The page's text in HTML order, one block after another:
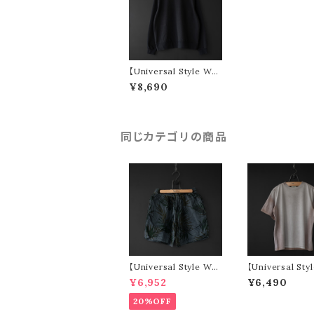
【Universal Style We
ar】 seem l/s t-shirt
(black)
¥8,690
同じカテゴリの商品
【Universal Style We
ar】 leaf short pants
(black)
¥6,952
20%OFF
【Universal
ar】 vintage
(pink)
¥6,490